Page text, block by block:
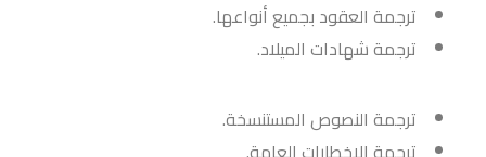
ترجمة العقود بجميع أنواعها.
ترجمة شهادات الميلاد.
ترجمة النصوص المستنسخة.